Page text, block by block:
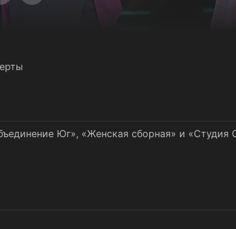
Юг», «Женская сборная» и «Студия